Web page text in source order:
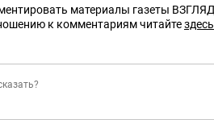
материалы газеты
к комментариям читайтездесь